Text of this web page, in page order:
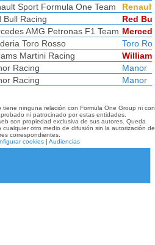
Sport Formula One Team
Renault
Bull Racing
Red
AMG Petronas F1 Team
Toro Rosso
Toro
Martini Racing
Racing
Manor
Racing Manor
ninguna relación con Formula One Group ni con
ni patrocinado por estas entidades.
son propiedad exclusiva de sus autores. Queda
otro medio de difusión sin la autorización de
correspondientes.
cookies| Audiencias